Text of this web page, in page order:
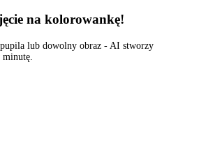
na kolorowankę!
lub dowolny obraz - AI stworzy